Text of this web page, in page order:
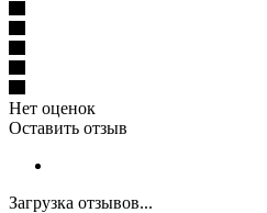
Нет оценок
Оставить отзыв
Загрузка отзывов...